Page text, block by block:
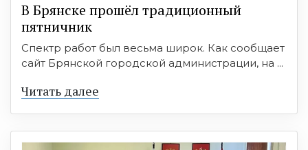
В Брянске прошёл традиционный
пятничник
Спектр работ был весьма широк. Как сообщает
сайт Брянской городской администрации, на ...
Читать далее